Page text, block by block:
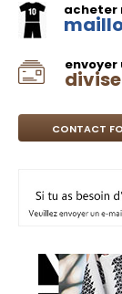
acheter
CONTACT